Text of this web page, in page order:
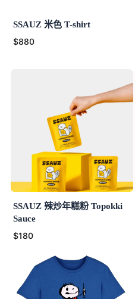
SSAUZ 米色 T-shirt
$880
SSAUZ 辣炒年糕粉 Topokki
Sauce
$180